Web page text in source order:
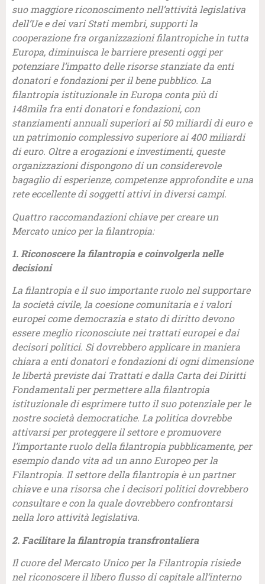
suo maggiore riconoscimento nell’attività legislativa
dell’Ue e dei vari Stati membri, supporti la
cooperazione fra organizzazioni filantropiche in tutta
Europa, diminuisca le barriere presenti oggi per
potenziare l’impatto delle risorse stanziate da enti
donatori e fondazioni per il bene pubblico. La
filantropia istituzionale in Europa conta più di
148mila fra enti donatori e fondazioni, con
stanziamenti annuali superiori ai 50 miliardi di euro e
un patrimonio complessivo superiore ai 400 miliardi
di euro. Oltre a erogazioni e investimenti, queste
organizzazioni dispongono di un considerevole
bagaglio di esperienze, competenze approfondite e una
rete eccellente di soggetti attivi in diversi campi.
Quattro raccomandazioni chiave per creare un
Mercato unico per la filantropia:
1. Riconoscere la filantropia e coinvolgerla nelle
decisioni
La filantropia e il suo importante ruolo nel supportare
la società civile, la coesione comunitaria e i valori
europei come democrazia e stato di diritto devono
essere meglio riconosciute nei trattati europei e dai
decisori politici. Si dovrebbero applicare in maniera
chiara a enti donatori e fondazioni di ogni dimensione
le libertà previste dai Trattati e dalla Carta dei Diritti
Fondamentali per permettere alla filantropia
istituzionale di esprimere tutto il suo potenziale per le
nostre società democratiche. La politica dovrebbe
attivarsi per proteggere il settore e promuovere
l’importante ruolo della filantropia pubblicamente, per
esempio dando vita ad un anno Europeo per la
Filantropia. Il settore della filantropia è un partner
chiave e una risorsa che i decisori politici dovrebbero
consultare e con la quale dovrebbero confrontarsi
nella loro attività legislativa.
2. Facilitare la filantropia transfrontaliera
Il cuore del Mercato Unico per la Filantropia risiede
nel riconoscere il libero flusso di capitale all’interno